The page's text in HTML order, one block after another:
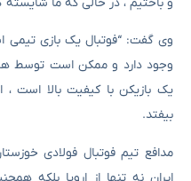
وی گفت: “فوتبال یک بازی تیمی
وجود دارد و ممکن است توسط هر
یک بازیکن با کیفیت بالا است
بیفتد.
مدافع تیم فوتبال فولادی